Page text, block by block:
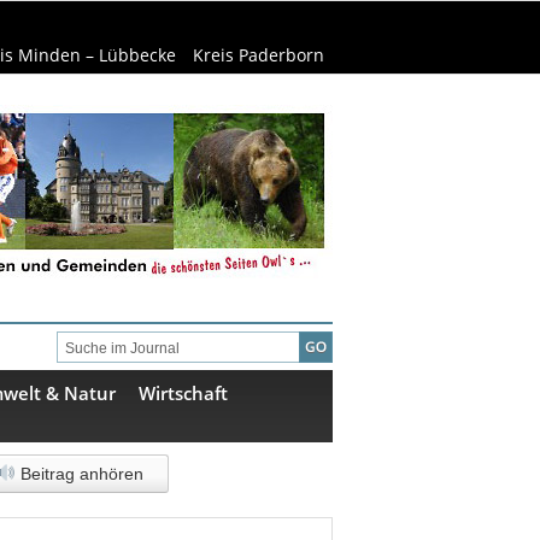
Minden – Lübbecke Kreis Paderborn
& Natur
Wirtschaft
Beitrag anhören